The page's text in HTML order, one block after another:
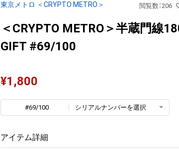
東京メトロ ＜CRYPTO METRO＞ 閲覧数 ： 206
＜CRYPTO METRO＞半蔵門線
GIFT #69/100
¥1,800
#69/100 シリアルナンバーを選択
アイテム詳細